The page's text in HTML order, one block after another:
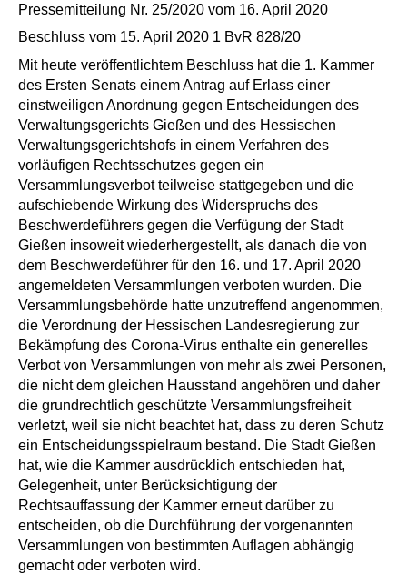
Pressemitteilung Nr. 25/2020 vom 16. April 2020
Beschluss vom 15. April 2020 1 BvR 828/20
Mit heute veröffentlichtem Beschluss hat die 1. Kammer
des Ersten Senats einem Antrag auf Erlass einer
einstweiligen Anordnung gegen Entscheidungen des
Verwaltungsgerichts Gießen und des Hessischen
Verwaltungsgerichtshofs in einem Verfahren des
vorläufigen Rechtsschutzes gegen ein
Versammlungsverbot teilweise stattgegeben und die
aufschiebende Wirkung des Widerspruchs des
Beschwerdeführers gegen die Verfügung der Stadt
Gießen insoweit wiederhergestellt, als danach die von
dem Beschwerdeführer für den 16. und 17. April 2020
angemeldeten Versammlungen verboten wurden. Die
Versammlungsbehörde hatte unzutreffend angenommen,
die Verordnung der Hessischen Landesregierung zur
Bekämpfung des Corona-Virus enthalte ein generelles
Verbot von Versammlungen von mehr als zwei Personen,
die nicht dem gleichen Hausstand angehören und daher
die grundrechtlich geschützte Versammlungsfreiheit
verletzt, weil sie nicht beachtet hat, dass zu deren Schutz
ein Entscheidungsspielraum bestand. Die Stadt Gießen
hat, wie die Kammer ausdrücklich entschieden hat,
Gelegenheit, unter Berücksichtigung der
Rechtsauffassung der Kammer erneut darüber zu
entscheiden, ob die Durchführung der vorgenannten
Versammlungen von bestimmten Auflagen abhängig
gemacht oder verboten wird.